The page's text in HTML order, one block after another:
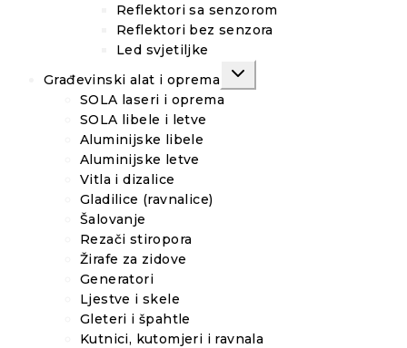
Reflektori sa senzorom
Reflektori bez senzora
Led svjetiljke
Građevinski alat i oprema
TOGGLE
SOLA laseri i oprema
SOLA libele i letve
Aluminijske libele
Aluminijske letve
Vitla i dizalice
Gladilice (ravnalice)
Šalovanje
Rezači stiropora
Žirafe za zidove
Generatori
Ljestve i skele
Gleteri i špahtle
Kutnici, kutomjeri i ravnala